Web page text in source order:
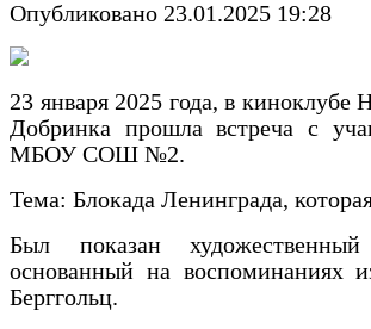
Опубликовано 23.01.2025 19:28
23 января 2025 года, в киноклубе
Добринка прошла встреча с
МБОУ СОШ №2.
Тема: Блокада Ленинграда,
Был показан
основанный на воспоминаниях
Берггольц.